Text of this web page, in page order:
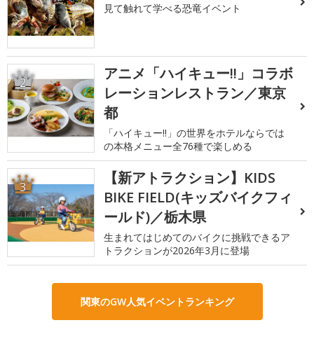
見て触れて学べる恐竜イベント
2
アニメ「ハイキュー!!」コラボ
レーションレストラン／東京
都
「ハイキュー!!」の世界をホテルならでは
の本格メニュー全76種で楽しめる
3
【新アトラクション】KIDS
BIKE FIELD(キッズバイクフィ
ールド)／栃木県
生まれてはじめてのバイクに挑戦できるア
トラクションが2026年3月に登場
関東のGW人気イベントランキング